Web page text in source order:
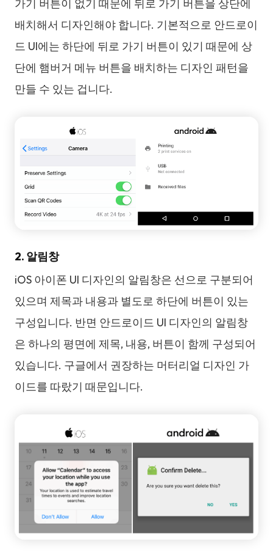
가기 버튼이 없기 때문에 뒤로 가기 버튼을 상단에
배치해서 디자인해야 합니다. 기본적으로 안드로이
드 UI에는 하단에 뒤로 가기 버튼이 있기 때문에 상
단에 햄버거 메뉴 버튼을 배치하는 디자인 패턴을
만들 수 있는 겁니다.
2. 알림창
iOS 아이폰 UI 디자인의 알림창은 선으로 구분되어
있으며 제목과 내용과 별도로 하단에 버튼이 있는
구성입니다. 반면 안드로이드 UI 디자인의 알림창
은 하나의 평면에 제목, 내용, 버튼이 함께 구성되어
있습니다. 구글에서 권장하는 머터리얼 디자인 가
이드를 따랐기 때문입니다.